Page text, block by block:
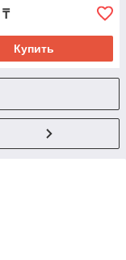
₸
Купить